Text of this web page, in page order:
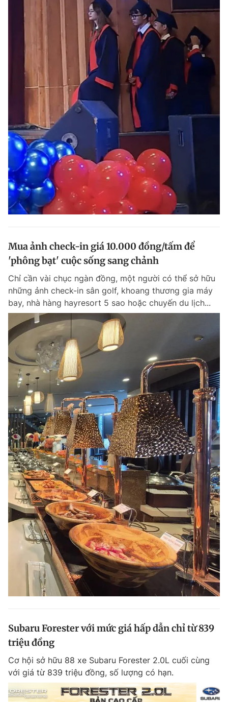
Mua ảnh check-in giá 10.000 đồng/tấm để
'phông bạt' cuộc sống sang chảnh
Chỉ cần vài chục ngàn đồng, một người có thể sở hữu
những ảnh check-in sân golf, khoang thương gia máy
bay, nhà hàng hayresort 5 sao hoặc chuyến du lịch...
Subaru Forester với mức giá hấp dẫn chỉ từ 839
triệu đồng
Cơ hội sở hữu 88 xe Subaru Forester 2.0L cuối cùng
với giá từ 839 triệu đồng, số lượng có hạn.